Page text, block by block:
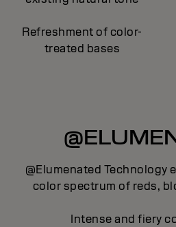
Refreshment of color-
treated bases
@Elumenated Technology
color spectrum of reds,
Intense and fiery